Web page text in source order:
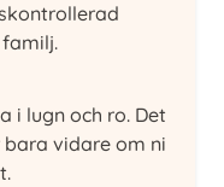
i lugn och ro. Det
vidare om ni